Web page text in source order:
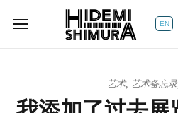
EN
艺术, 艺术备忘录,